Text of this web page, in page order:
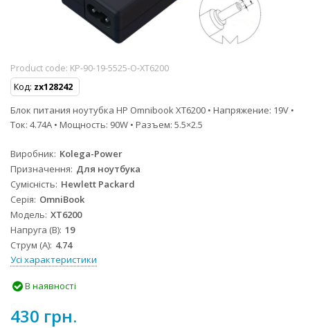
Product code: KP-90-19-5525-O-XT6200
Код: zx128242
Блок питания ноутубка HP Omnibook XT6200 • Напряжение: 19V •
Ток: 4.74A • Мощность: 90W • Разъем: 5.5×2.5
Виробник Kolega-Power
Призначення Для ноутбука
Сумісність Hewlett Packard
Серія OmniBook
Модель XT6200
Напруга (В) 19
Струм (А) 4.74
Усі характеристики
В наявності
430 грн.